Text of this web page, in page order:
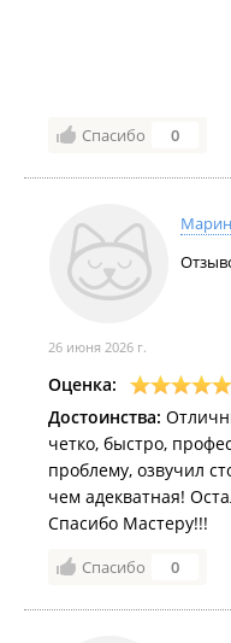
Спасибо 0
26 июня 2026 г.
Оценка:
Достоинства:
четко, быстро,
проблему, озвучил
чем адекватная!
Спасибо Мастеру!!!
Спасибо 0